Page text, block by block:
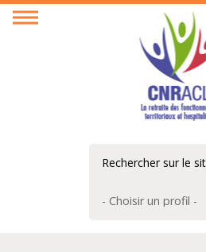
profil
Ouvrir